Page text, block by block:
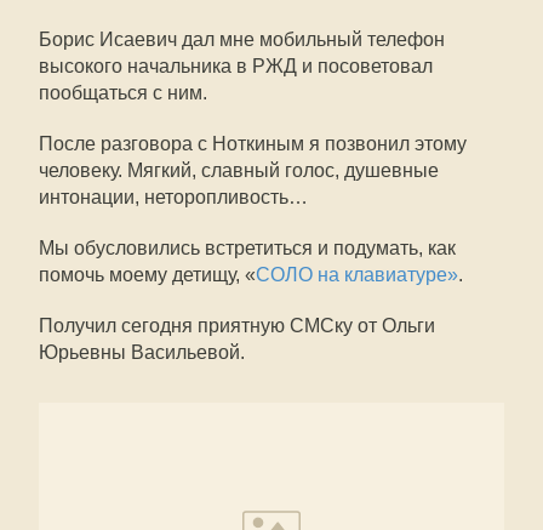
Борис Исаевич дал мне мобильный телефон
высокого начальника в РЖД и посоветовал
пообщаться с ним.
После разговора с Ноткиным я позвонил этому
человеку. Мягкий, славный голос, душевные
интонации, неторопливость…
Мы обусловились встретиться и подумать, как
помочь моему детищу, «СОЛО на клавиатуре».
Получил сегодня приятную СМСку от Ольги
Юрьевны Васильевой.